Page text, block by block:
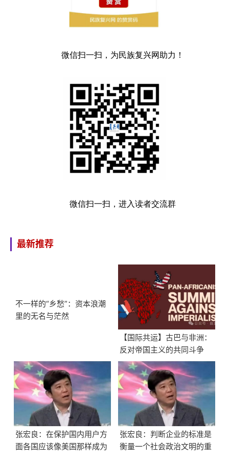
微信扫一扫，为民族复兴网助力！
微信扫一扫，进入读者交流群
最新推荐
不一样的“乡愁”：资本浪潮
里的无名与茫然
【国际共运】古巴与非洲：
反对帝国主义的共同斗争
张宏良：在保护国内用户方
面各国应该像美国那样成为
张宏良：判断企业的标准是
衡量一个社会政治文明的重